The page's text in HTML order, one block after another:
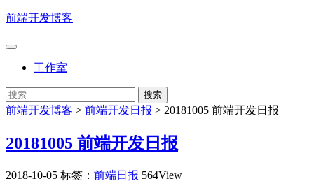
前端开发博客
工作室
前端开发博客 > 前端开发日报 > 20181005 前端开发日报
20181005 前端开发日报
2018-10-05 标签： 前端日报 564View